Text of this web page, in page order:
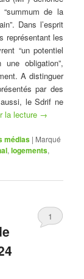
de la
Dans l’esprit
représentant les
“un potentiel
obligation”,
A distinguer
par des
le Sdrif ne
la lecture →
médias | Marqué
,logements,
1